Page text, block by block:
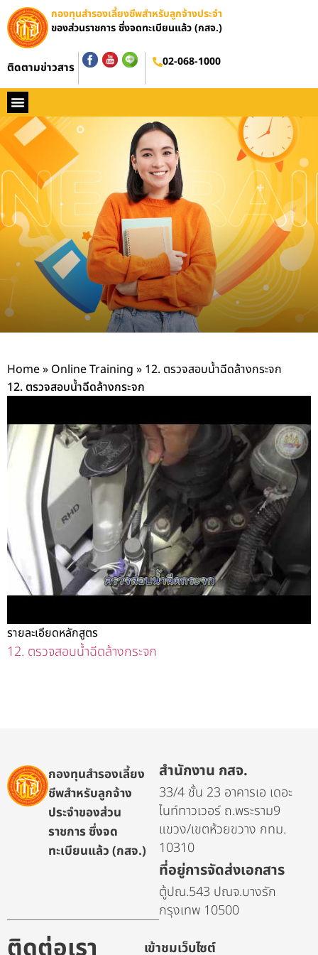
กองทุนสำรองเลี้ยงชีพสำหรับลูกจ้างประจำ
ของส่วนราชการ ซึ่งจดทะเบียนแล้ว (กสจ.)
ติดตามข่าวสาร 02-068-1000
อบรมออนไลน์
Home» Online Training » 12. ตรวจสอบน้ำฉีดล้างกระจก
12. ตรวจสอบน้ำฉีดล้างกระจก
รายละเอียดหลักสูตร
12. ตรวจสอบน้ำฉีดล้างกระจก
กองทุนสำรองเลี้ยง
ชีพสำหรับลูกจ้าง
ประจำของส่วน
ราชการ ซึ่งจด
ทะเบียนแล้ว (กสจ.)
สำนักงาน กสจ.
33/4 ชั้น 23 อาคารเอ เดอะ
ไนท์ทาวเวอร์ ถ.พระราม9
แขวง/เขตห้วยขวาง กทม.
10310
ที่อยู่การจัดส่งเอกสาร
ตู้ปณ.543 ปณจ.บางรัก
กรุงเทพ 10500
เข้าชมเว็บไซต์